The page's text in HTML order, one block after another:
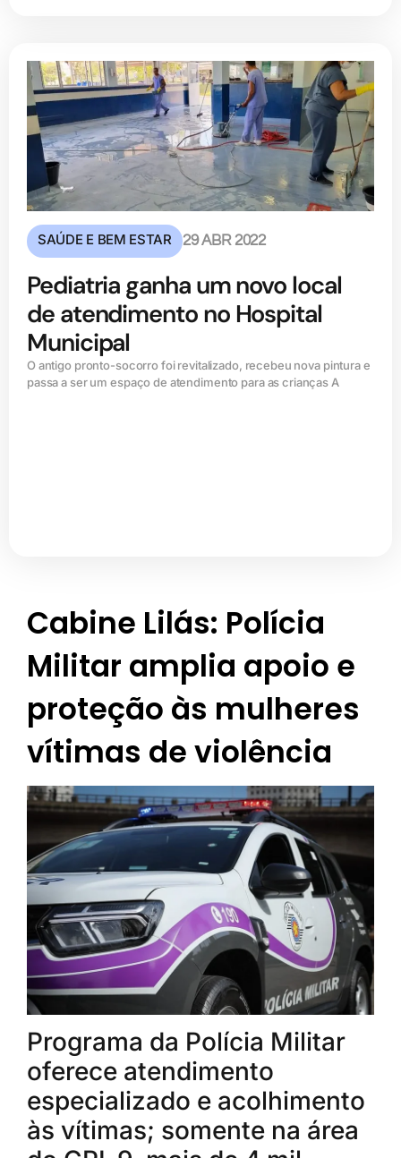
SAÚDE E BEM ESTAR 29 ABR 2022
Pediatria ganha um novo local
de atendimento no Hospital
Municipal
O antigo pronto-socorro foi revitalizado, recebeu nova pintura e
passa a ser um espaço de atendimento para as crianças A
Cabine Lilás: Polícia
Militar amplia apoio e
proteção às mulheres
vítimas de violência
Programa da Polícia Militar
oferece atendimento
especializado e acolhimento
às vítimas; somente na área